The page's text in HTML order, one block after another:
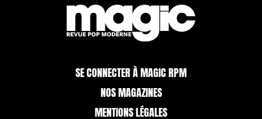
SE CONNECTER À MAGIC RPM
NOS MAGAZINES
MENTIONS LÉGALES